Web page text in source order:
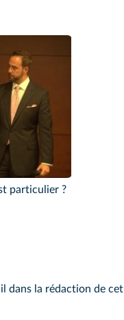
particulier ?
dans la rédaction de cet